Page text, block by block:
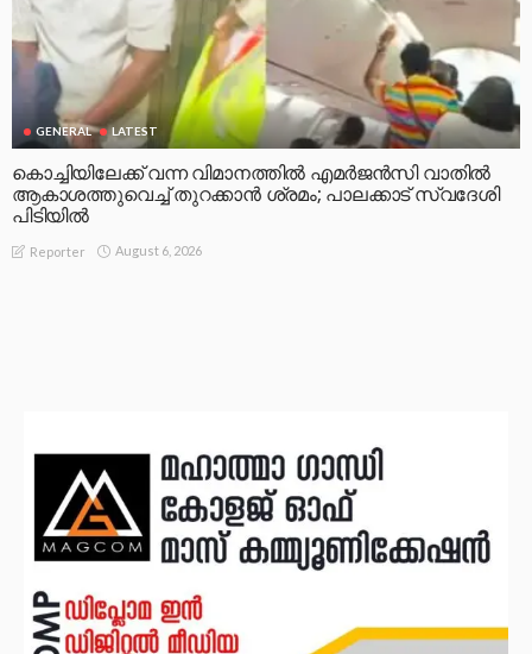
GENERAL LATEST
കൊച്ചിയിലേക്ക് വന്ന വിമാനത്തിൽ എമർജൻസി വാതിൽ
ആകാശത്തുവെച്ച് തുറക്കാൻ ശ്രമം; പാലക്കാട് സ്വദേശി
പിടിയിൽ
Reporter August 6, 2026